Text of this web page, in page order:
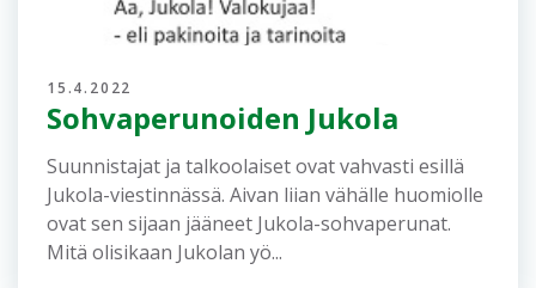
15.4.2022
Sohvaperunoiden Jukola
Suunnistajat ja talkoolaiset ovat vahvasti esillä
Jukola-viestinnässä. Aivan liian vähälle huomiolle
ovat sen sijaan jääneet Jukola-sohvaperunat.
Mitä olisikaan Jukolan yö...